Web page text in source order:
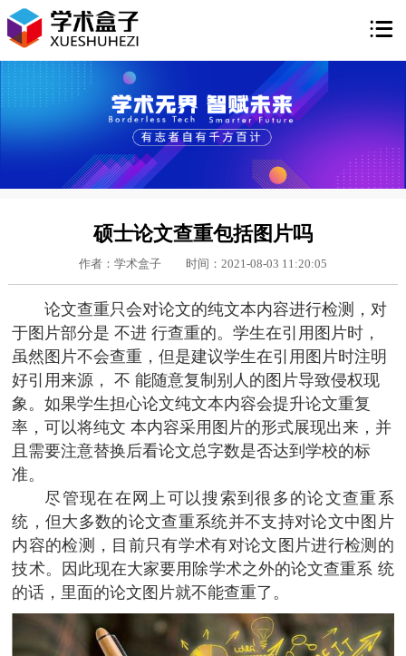

硕士论文查重包括图片吗
作者：学术盒子 时间：2021-08-03 11:20:05
论文查重只会对论文的纯文本内容进行检测，对
于图片部分是 不进 行查重的。学生在引用图片时，
虽然图片不会查重，但是建议学生在引用图片时注明
好引用来源， 不 能随意复制别人的图片导致侵权现
象。如果学生担心论文纯文本内容会提升论文重复
率，可以将纯文 本内容采用图片的形式展现出来，并
且需要注意替换后看论文总字数是否达到学校的标
准。
尽管现在在网上可以搜索到很多的论文查重系
统，但大多数的论文查重系统并不支持对论文中图片
内容的检测，目前只有学术有对论文图片进行检测的
技术。因此现在大家要用除学术之外的论文查重系 统
的话，里面的论文图片就不能查重了。